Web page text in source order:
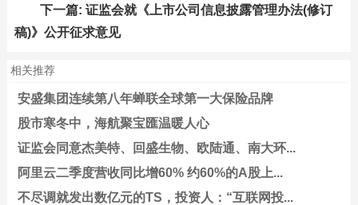
下一篇: 证监会就《上市公司信息披露管理办法(修订
稿)》公开征求意见
相关推荐
安盛集团连续第八年蝉联全球第一大保险品牌
股市寒冬中，海航聚宝匯温暖人心
证监会同意杰美特、回盛生物、欧陆通、南大环...
阿里云二季度营收同比增60% 约60%的A股上...
不尽调就发出数亿元的TS，投资人：“互联网投...